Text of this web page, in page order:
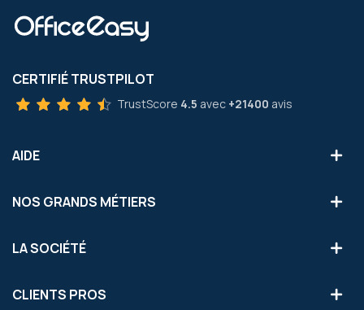
CERTIFIÉ TRUSTPILOT
TrustScore 4.5 avec +21400 avis
AIDE
NOS GRANDS MÉTIERS
LA SOCIÉTÉ
CLIENTS PROS